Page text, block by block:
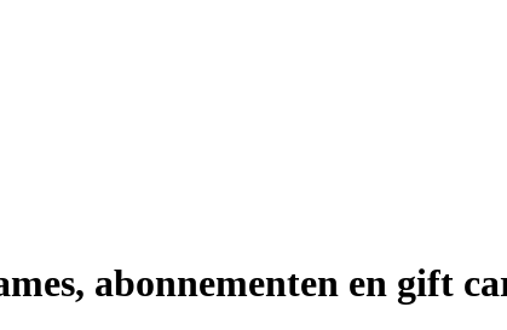
abonnementen en gift